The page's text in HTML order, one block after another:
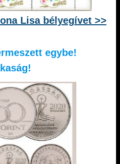
Lisa bélyegívet >>
egybe!